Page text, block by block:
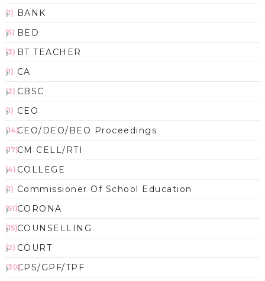
BANK
(1)
BED
(5)
BT TEACHER
(3)
CA
(1)
CBSC
(2)
CEO
(1)
CEO/DEO/BEO Proceedings
(14)
CM CELL/RTI
(17)
COLLEGE
(4)
Commissioner Of School Education
(1)
CORONA
(51)
COUNSELLING
(15)
COURT
(2)
CPS/GPF/TPF
(30)